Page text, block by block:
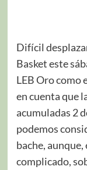
Difícil
Basket este
LEB Oro como
en cuenta que
acumuladas 2
podemos
bache,
complicado,